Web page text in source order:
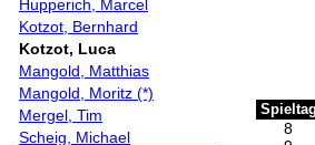
Hupperich, Marcel
Kotzot, Bernhard
Kotzot, Luca
Mangold, Matthias
Mangold, Moritz (*)
Mergel, Tim
Scheig, Michael
Spieltag
8